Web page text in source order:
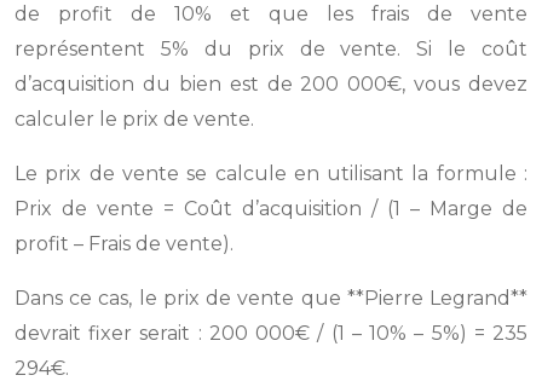
de profit de 10% et que les frais de vente
représentent 5% du prix de vente. Si le coût
d’acquisition du bien est de 200 000€, vous devez
calculer le prix de vente.
Le prix de vente se calcule en utilisant la formule :
Prix de vente = Coût d’acquisition / (1 – Marge de
profit – Frais de vente).
Dans ce cas, le prix de vente que **Pierre Legrand**
devrait fixer serait : 200 000€ / (1 – 10% – 5%) = 235
294€.